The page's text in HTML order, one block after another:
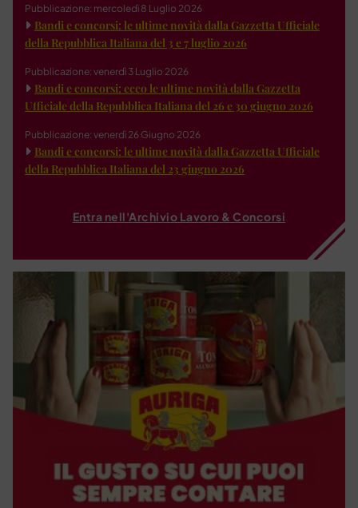
Pubblicazione: mercoledì 8 Luglio 2026
Bandi e concorsi: le ultime novità dalla Gazzetta Ufficiale
della Repubblica Italiana del 3 e 7 luglio 2026
Pubblicazione: venerdì 3 Luglio 2026
Bandi e concorsi: ecco le ultime novità dalla Gazzetta
Ufficiale della Repubblica Italiana del 26 e 30 giugno 2026
Pubblicazione: venerdì 26 Giugno 2026
Bandi e concorsi: le ultime novità dalla Gazzetta Ufficiale
della Repubblica Italiana del 23 giugno 2026
Entra nell'Archivio Lavoro & Concorsi